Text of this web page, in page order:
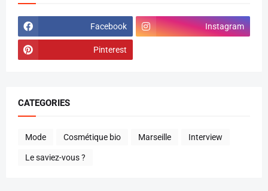
Facebook Instagram
Pinterest
CATEGORIES
Mode Cosmétique bio Marseille Interview
Le saviez-vous ?